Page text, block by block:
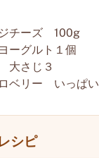
チーズ 100g
ーグルト１個
大さじ３
ベリー いっぱい
シピ